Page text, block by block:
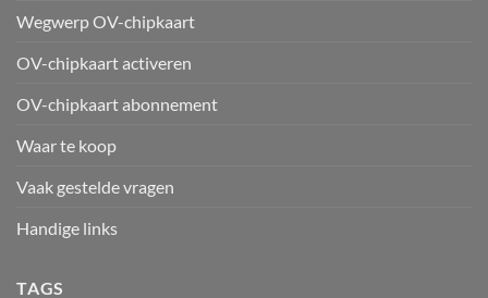
Wegwerp OV-chipkaart
OV-chipkaart activeren
OV-chipkaart abonnement
Waar te koop
Vaak gestelde vragen
Handige links
TAGS